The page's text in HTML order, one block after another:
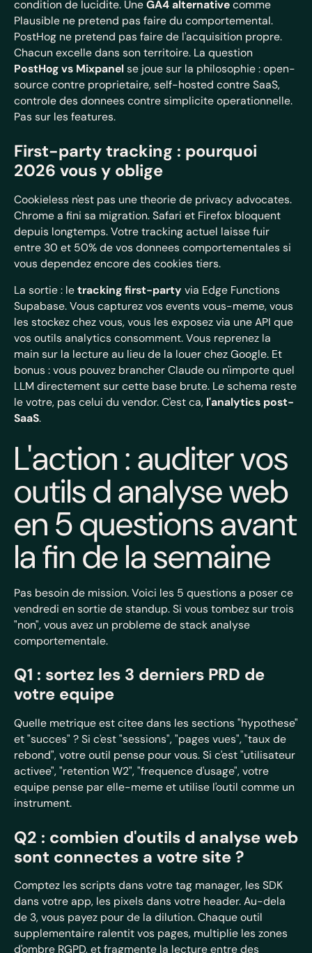
condition de lucidite. UneGA4 alternativecomme
Plausible ne pretend pas faire du comportemental.
PostHog ne pretend pas faire de l'acquisition propre.
Chacun excelle dans son territoire. La question
PostHog vs Mixpanelse joue sur la philosophie : open-
source contre proprietaire, self-hosted contre SaaS,
controle des donnees contre simplicite operationnelle.
Pas sur les features.
First-party tracking : pourquoi
2026 vous y oblige
Cookieless n'est pas une theorie de privacy advocates.
Chrome a fini sa migration. Safari et Firefox bloquent
depuis longtemps. Votre tracking actuel laisse fuir
entre 30 et 50% de vos donnees comportementales si
vous dependez encore des cookies tiers.
La sortie : letracking first-party via Edge Functions
Supabase. Vous capturez vos events vous-meme, vous
les stockez chez vous, vous les exposez via une API que
vos outils analytics consomment. Vous reprenez la
main sur la lecture au lieu de la louer chez Google. Et
bonus : vous pouvez brancher Claude ou n'importe quel
LLM directement sur cette base brute. Le schema reste
le votre, pas celui du vendor. C'est ca, l'analytics post-
SaaS.
L'action : auditer vos
outils d analyse web
en 5 questions avant
la fin de la semaine
Pas besoin de mission. Voici les 5 questions a poser ce
vendredi en sortie de standup. Si vous tombez sur trois
"non", vous avez un probleme de stack analyse
comportementale.
Q1 : sortez les 3 derniers PRD de
votre equipe
Quelle metrique est citee dans les sections "hypothese"
et "succes" ? Si c'est "sessions", "pages vues", "taux de
rebond", votre outil pense pour vous. Si c'est "utilisateur
activee", "retention W2", "frequence d'usage", votre
equipe pense par elle-meme et utilise l'outil comme un
instrument.
Q2 : combien d'outils d analyse web
sont connectes a votre site ?
Comptez les scripts dans votre tag manager, les SDK
dans votre app, les pixels dans votre header. Au-dela
de 3, vous payez pour de la dilution. Chaque outil
supplementaire ralentit vos pages, multiplie les zones
d'ombre RGPD, et fragmente la lecture entre des